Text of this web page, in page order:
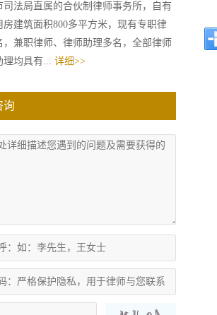
司法局直属的合伙制律师事务所，自有
房建筑面积800多平方米，现有专职律
，兼职律师、律师助理多名，全部律师
理均具有... 详细>>
询